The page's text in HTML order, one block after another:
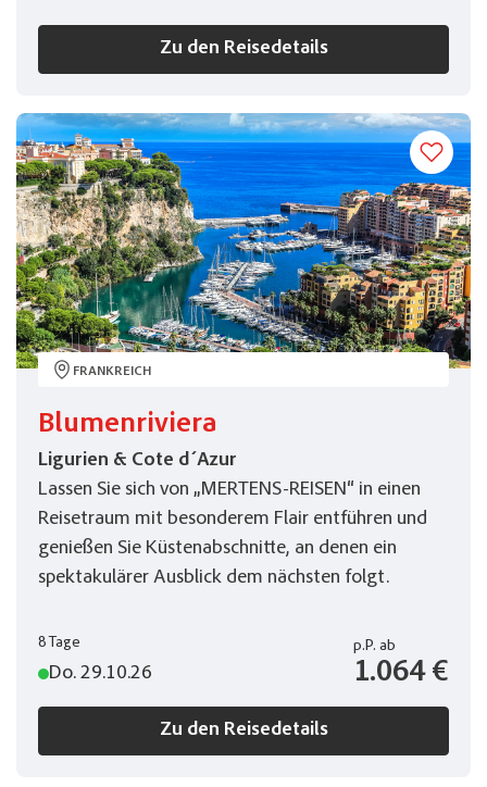
Zu den Reisedetails
FRANKREICH
Blumenriviera
Ligurien & Cote d´Azur
Lassen Sie sich von „MERTENS-REISEN“ in einen
Reisetraum mit besonderem Flair entführen und
genießen Sie Küstenabschnitte, an denen ein
spektakulärer Ausblick dem nächsten folgt.
8 Tage
Do. 29.10.26
p.P. ab
1.064 €
Zu den Reisedetails